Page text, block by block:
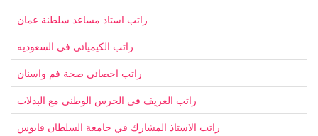
راتب استاذ مساعد سلطنة عمان
راتب الكيميائي في السعوديه
راتب اخصائي صحة فم واسنان
راتب العريف في الحرس الوطني مع البدلات
راتب الاستاذ المشارك في جامعة السلطان قابوس